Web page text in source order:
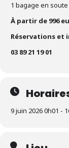
1 bagage en
À partir de 996
Réservations et
03 89 21 19 01
9 juin 2026 0h01 -